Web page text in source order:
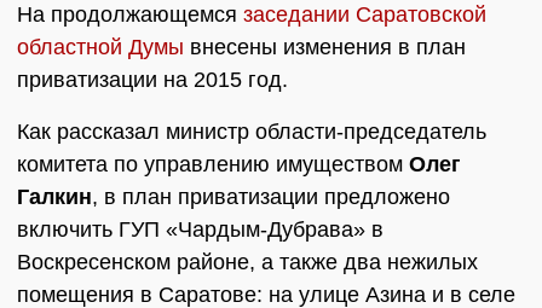
На продолжающемся заседании Саратовской
областной Думы внесены изменения в план
приватизации на 2015 год.
Как рассказал министр области-председатель
комитета по управлению имуществом Олег
Галкин, в план приватизации предложено
включить ГУП «Чардым-Дубрава» в
Воскресенском районе, а также два нежилых
помещения в Саратове: на улице Азина и в селе